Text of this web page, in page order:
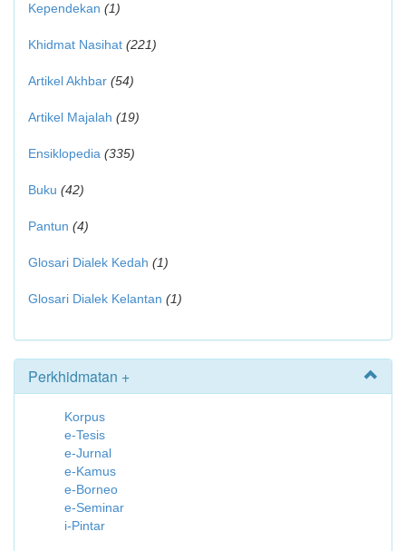
Kependekan (1)
Khidmat Nasihat (221)
Artikel Akhbar (54)
Artikel Majalah (19)
Ensiklopedia (335)
Buku (42)
Pantun (4)
Glosari Dialek Kedah (1)
Glosari Dialek Kelantan (1)
Perkhidmatan +
Korpus
e-Tesis
e-Jurnal
e-Kamus
e-Borneo
e-Seminar
i-Pintar